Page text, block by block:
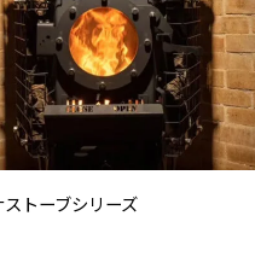
トーブシリーズ